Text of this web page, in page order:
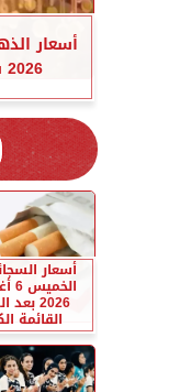
2026 في مصر.. كم يبلغ عيار...
أسعار
2026
القائمة